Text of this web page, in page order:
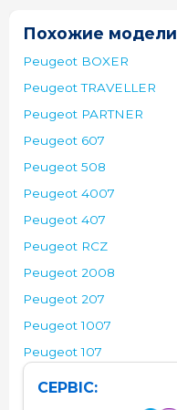
Похожие модели
Peugeot BOXER
Peugeot TRAVELLER
Peugeot PARTNER
Peugeot 607
Peugeot 508
Peugeot 4007
Peugeot 407
Peugeot RCZ
Peugeot 2008
Peugeot 207
Peugeot 1007
Peugeot 107
СЕРВІС: